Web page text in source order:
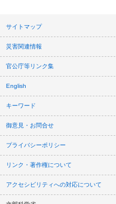
サイトマップ
災害関連情報
官公庁等リンク集
English
キーワード
御意見・お問合せ
プライバシーポリシー
リンク・著作権について
アクセシビリティへの対応について